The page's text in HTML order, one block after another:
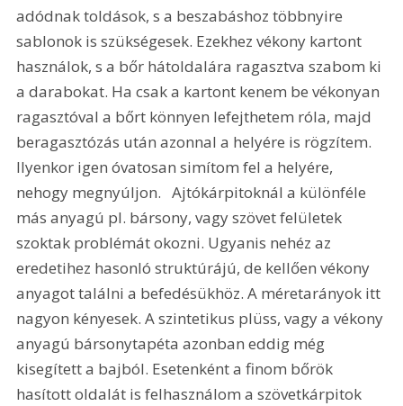
adódnak toldások, s a beszabáshoz többnyire
sablonok is szükségesek. Ezekhez vékony kartont
használok, s a bőr hátoldalára ragasztva szabom ki
a darabokat. Ha csak a kartont kenem be vékonyan
ragasztóval a bőrt könnyen lefejthetem róla, majd
beragasztózás után azonnal a helyére is rögzítem.
Ilyenkor igen óvatosan simítom fel a helyére,
nehogy megnyúljon.   Ajtókárpitoknál a különféle
más anyagú pl. bársony, vagy szövet felületek
szoktak problémát okozni. Ugyanis nehéz az
eredetihez hasonló struktúrájú, de kellően vékony
anyagot találni a befedésükhöz. A méretarányok itt
nagyon kényesek. A szintetikus plüss, vagy a vékony
anyagú bársonytapéta azonban eddig még
kisegített a bajból. Esetenként a finom bőrök
hasított oldalát is felhasználom a szövetkárpitok